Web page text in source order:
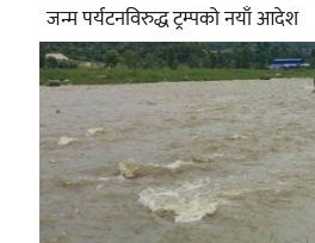
जन्म पर्यटनविरुद्ध ट्रम्पको नयाँ आदेश